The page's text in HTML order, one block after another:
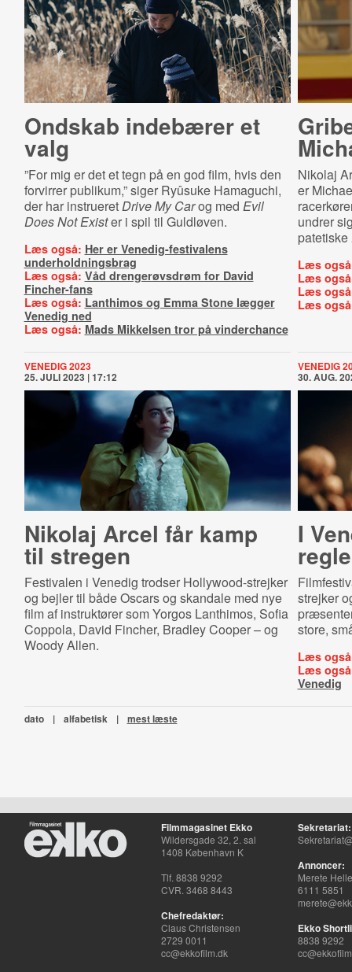
Ondskab indebærer et
valg
”For mig er det et tegn på en god film, hvis den
forvirrer publikum,” siger Ryûsuke Hamaguchi,
der har instrueretDrive My Carog med Evil
Does Not Exister i spil til Guldløven.
Læs også: Her er Venedig-festivalens
underholdningsbrag
Læs også: Våd drengerøvsdrøm for David
Fincher-fans
Læs også: Lanthimos og Emma Stone lægger
Venedig ned
Læs også: Mads Mikkelsen tror på vinderchance
Nikolaj
er
undrer
patetiske
Læs
Læs
Læs
Læs
VENEDIG 2023
25. JULI 2023 | 17:12
Nikolaj Arcel får kamp
til stregen
Festivalen i Venedig trodser Hollywood-strejker
og bejler til både Oscars og skandale med nye
film af instruktører som Yorgos Lanthimos, Sofia
Coppola, David Fincher, Bradley Cooper – og
Woody Allen.
VENEDIG
30. AUG.
I
strejker
store,
Læs
Læs
Venedig
dato | alfabetisk | mest læste
Filmmagasinet Ekko
Wildersgade 32, 2. sal
1408 København K
Tlf. 8838 9292
CVR. 3468 8443
Chefredaktør:
Claus Christensen
2729 0011
cc@ekkofilm.dk
Sekretariat:
Annoncer:
Merete
6111 5851
Ekko
8838 9292